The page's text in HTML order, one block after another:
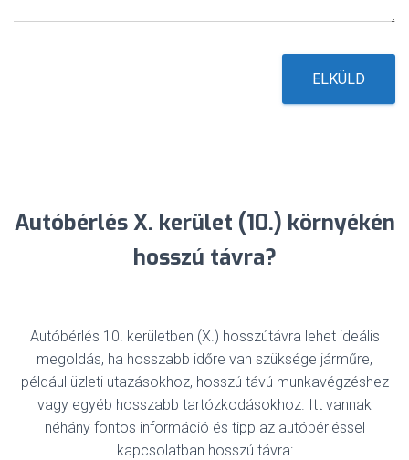
ELKÜLD
Autóbérlés X. kerület (10.) környékén
hosszú távra?
Autóbérlés 10. kerületben (X.) hosszútávra lehet ideális
megoldás, ha hosszabb időre van szüksége járműre,
például üzleti utazásokhoz, hosszú távú munkavégzéshez
vagy egyéb hosszabb tartózkodásokhoz. Itt vannak
néhány fontos információ és tipp az autóbérléssel
kapcsolatban hosszú távra: